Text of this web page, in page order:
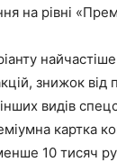
на рівні
знижок від
видів
картка
10 тисяч